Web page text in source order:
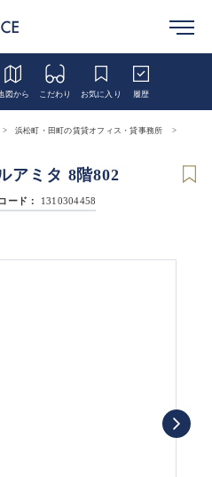
図から こだわり お気に入り 履歴
浜松町・田町の賃貸オフィス・貸事務所
アミタ 8階802
ード： 1310304458